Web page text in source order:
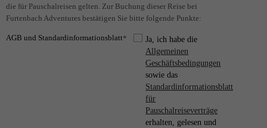
die für Pauschalreisen gelten. Zur Buchung dieser Reise bei
Furtenbach Adventures bestätigen Sie bitte folgende Punkte:
AGB und Standardinformationsblatt*
Ja, ich habe die
Allgemeinen
Geschäftsbedingungen
sowie das
Standardinformationsblatt
für
Pauschalreiseverträge
erhalten, gelesen und